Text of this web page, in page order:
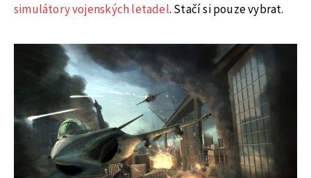
simulátory vojenských letadel. Stačí si pouze vybrat.